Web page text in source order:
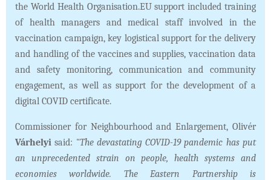
the World Health Organisation.EU support included training
of health managers and medical staff involved in the
vaccination campaign, key logistical support for the delivery
and handling of the vaccines and supplies, vaccination data
and safety monitoring, communication and community
engagement, as well as support for the development of a
digital COVID certificate.
Commissioner for Neighbourhood and Enlargement, Olivér
Várhelyi said: "The devastating COVID-19 pandemic has put
an unprecedented strain on people, health systems and
economies worldwide. The Eastern Partnership is